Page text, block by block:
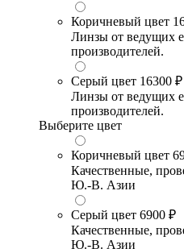
Коричневый цвет
Линзы от ведущих
производителей.
Серый цвет 16300 ₽
Линзы от ведущих
производителей.
Выберите цвет
Коричневый цвет
Качественные,
Ю.-В. Азии
Серый цвет 6900 ₽
Качественные,
Ю.-В. Азии